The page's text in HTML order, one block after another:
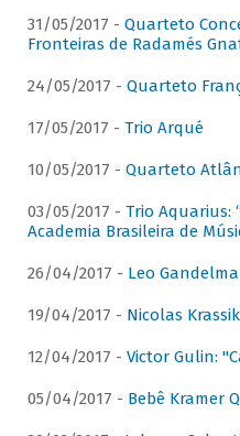
31/05/2017 - Quarteto
Fronteiras de Radamés
24/05/2017 - Quarteto
17/05/2017 - Trio Arqué
10/05/2017 - Quarteto
03/05/2017 - Trio Aquarius:
Academia Brasileira de
26/04/2017 - Leo
19/04/2017 - Nicolas
12/04/2017 - Victor Gulin:
05/04/2017 - Bebê Kramer